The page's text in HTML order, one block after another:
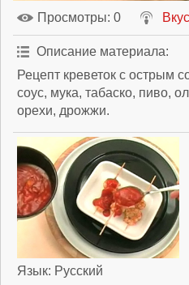
Просмотры: 0
Описание материала:
Рецепт креветок с острым
соус, мука, табаско, пиво,
орехи, дрожжи.
Язык: Русский